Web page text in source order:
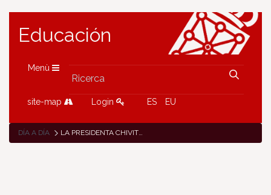
Educación
Menù
site-map Login ES EU
DÍA A DÍA LA PRESIDENTA CHIVITE DESTACA LA ESCUELA RURAL COMO LA “HERRAMIENTA FUNDAMENTAL” PARA LUCHAR CONTRA LA DESPOBLACIÓN Y AFIANZAR EL ARRAIGO